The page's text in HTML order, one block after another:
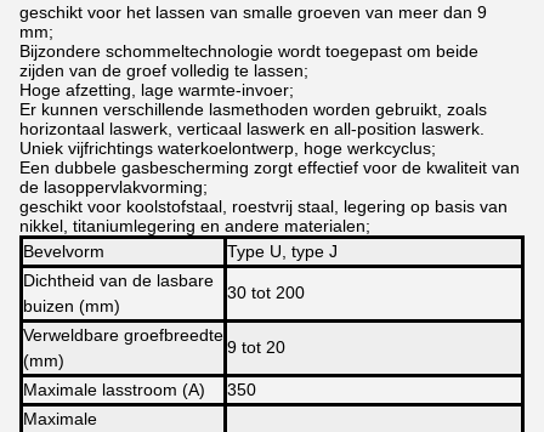
geschikt voor het lassen van smalle groeven van meer dan 9
mm;
Bijzondere schommeltechnologie wordt toegepast om beide
zijden van de groef volledig te lassen;
Hoge afzetting, lage warmte-invoer;
Er kunnen verschillende lasmethoden worden gebruikt, zoals
horizontaal laswerk, verticaal laswerk en all-position laswerk.
Uniek vijfrichtings waterkoelontwerp, hoge werkcyclus;
Een dubbele gasbescherming zorgt effectief voor de kwaliteit van
de lasoppervlakvorming;
geschikt voor koolstofstaal, roestvrij staal, legering op basis van
nikkel, titaniumlegering en andere materialen;
Bevelvorm
Type U, type J
Dichtheid van de lasbare
buizen (mm)
30 tot 200
Verweldbare groefbreedte
(mm)
9 tot 20
Maximale lasstroom (A)
350
Maximale